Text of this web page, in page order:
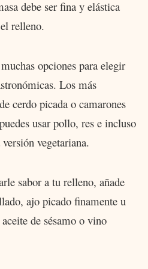
debe ser fina y elástica
relleno.
opciones para elegir
Los más
cerdo picada o camarones
usar pollo, res e incluso
vegetariana.
sabor a tu relleno, añade
ajo picado finamente u
de sésamo o vino